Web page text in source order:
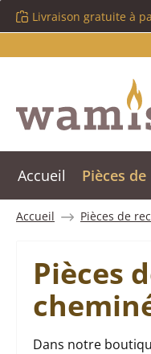
au contenu
Passer à la recherche
Passer à la
Livraison gratuite à
Accueil Pièces
Accueil Pièces de
Pièces
Dans notre